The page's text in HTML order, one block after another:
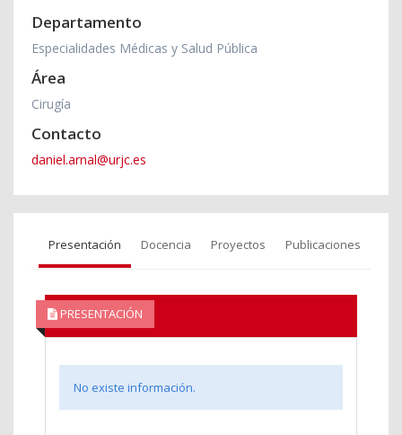
Departamento
Especialidades Médicas y Salud Pública
Área
Cirugía
Contacto
daniel.arnal@urjc.es
Presentación Docencia Proyectos Publicaciones
PRESENTACIÓN
No existe información.